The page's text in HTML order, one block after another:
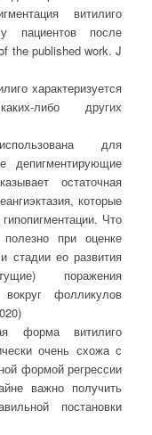
витилиго
пациентов после
the published work. J
характеризуется
либо других
для
депигментирующие
остаточная
которые
Что
при оценке
стадии ео развития
поражения
фолликулов
форма витилиго
очень схожа с
формой регрессии
важно получить
постановки